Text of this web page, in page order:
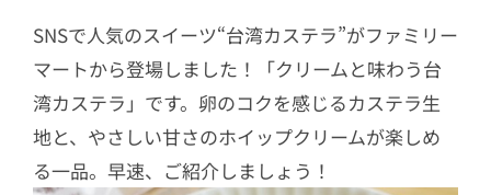
SNSで人気のスイーツ“台湾カステラ”がファミリー
マートから登場しました！「クリームと味わう台
湾カステラ」です。卵のコクを感じるカステラ生
地と、やさしい甘さのホイップクリームが楽しめ
る一品。早速、ご紹介しましょう！